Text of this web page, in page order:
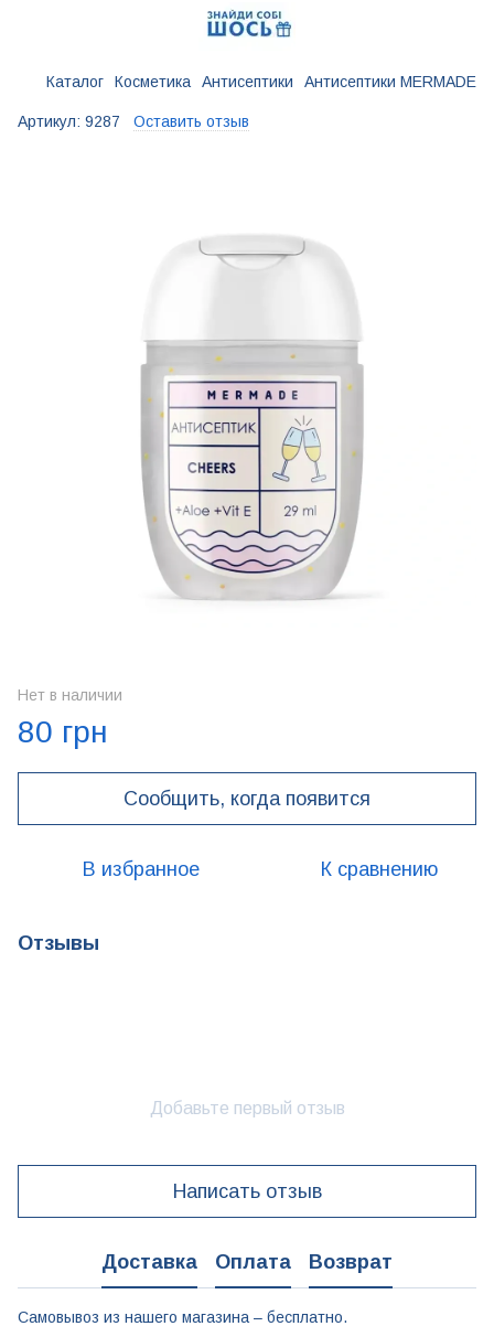
Каталог Косметика Антисептики Антисептики MERMADE
Артикул: 9287 Оставить отзыв
Нет в наличии
80 грн
Сообщить, когда появится
В избранное К сравнению
Отзывы
Добавьте первый отзыв
Написать отзыв
Доставка Оплата Возврат
Самовывоз из нашего магазина – бесплатно.